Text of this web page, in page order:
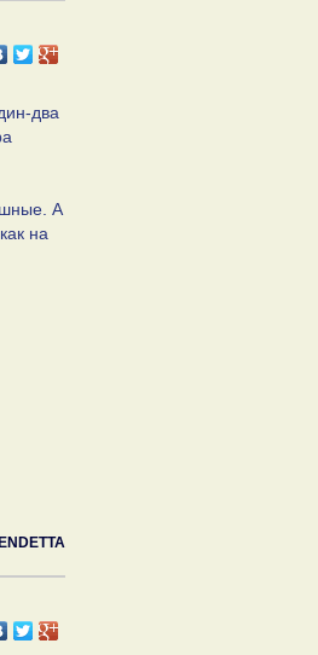
два
А
на